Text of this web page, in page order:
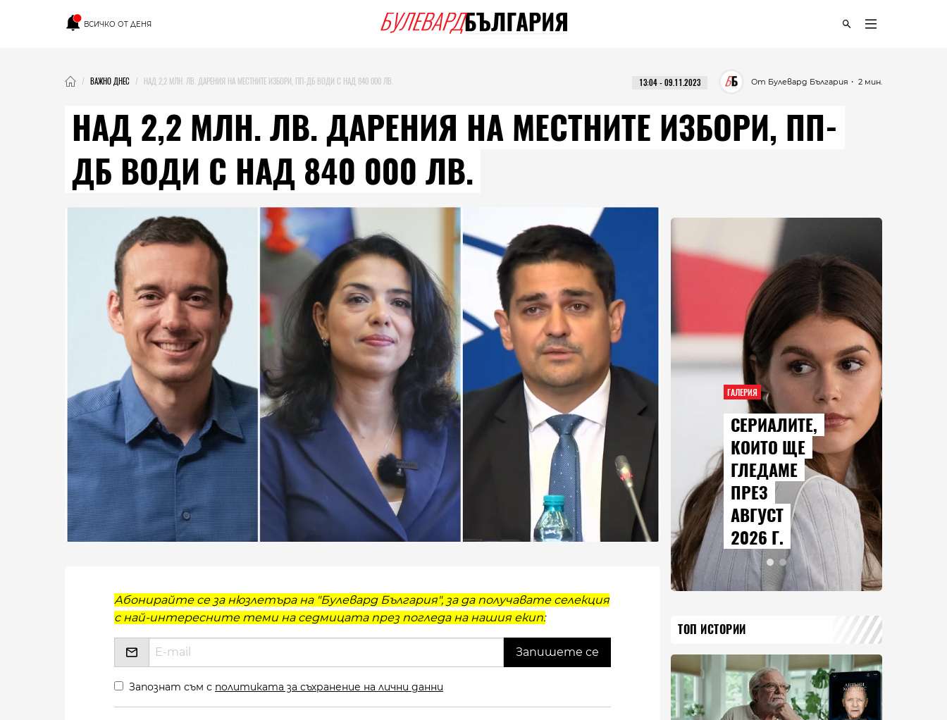
ВСИЧКО ОТ ДЕНЯ
ВАЖНО ДНЕС НАД 2,2 МЛН. ЛВ. ДАРЕНИЯ НА МЕСТНИТЕ ИЗБОРИ, ПП-ДБ ВОДИ С НАД 840 000 ЛВ. ・ 2 мин.
От Булевард България
13:04 - 09.11.2023
НАД 2,2 МЛН. ЛВ. ДАРЕНИЯ НА МЕСТНИТЕ ИЗБОРИ, ПП-
ДБ ВОДИ С НАД 840 000 ЛВ.
Абонирайте се за нюзлетъра на "Булевард България", за да получавате селекция
с най-интересните теми на седмицата през погледа на нашия екип:
Запознат съм с политиката за съхранение на лични данни
ГАЛЕРИЯ
СЕРИАЛИТЕ,
КОИТО ЩЕ
ГЛЕДАМЕ
ПРЕЗ
АВГУСТ
2026 Г.
ТОП ИСТОРИИ